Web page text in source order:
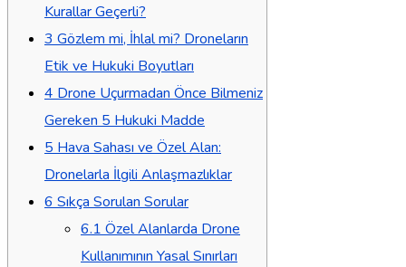
Kurallar Geçerli?
3 Gözlem mi, İhlal mi? Droneların
Etik ve Hukuki Boyutları
4 Drone Uçurmadan Önce Bilmeniz
Gereken 5 Hukuki Madde
5 Hava Sahası ve Özel Alan:
Dronelarla İlgili Anlaşmazlıklar
6 Sıkça Sorulan Sorular
6.1 Özel Alanlarda Drone
Kullanımının Yasal Sınırları